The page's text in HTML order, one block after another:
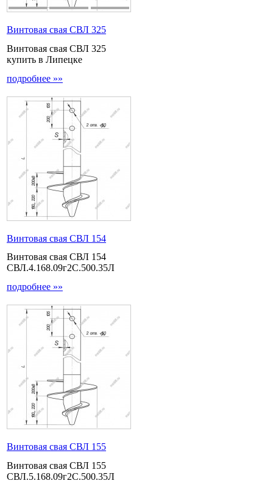
Винтовая свая СВЛ 325
Винтовая свая СВЛ 325
купить в Липецке
подробнее »»
Винтовая свая СВЛ 154
Винтовая свая СВЛ 154
СВЛ.4.168.09г2С.500.35Л
подробнее »»
Винтовая свая СВЛ 155
Винтовая свая СВЛ 155
СВЛ.5.168.09г2С.500.35Л